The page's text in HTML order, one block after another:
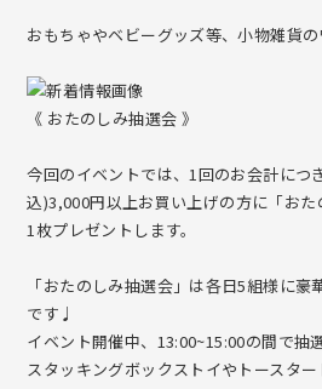
おもちゃやベビーグッズ等、小物雑貨
《 おたのしみ抽選会 》
今回のイベントでは、1回のお会計につ
込)3,000円以上お買い上げの方に「お
1枚プレゼントします。
「おたのしみ抽選会」は各日5組様に
です♩
イベント開催中、13:00~15:00の間で抽
スタッキングボックストイやトースタ